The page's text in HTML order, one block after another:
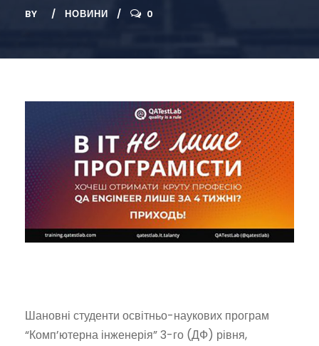
BY НОВИНИ 0
Шановні студенти освітньо-наукових програм
“Комп’ютерна інженерія” 3-го (ДФ) рівня,